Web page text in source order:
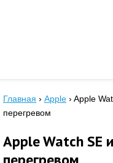
Главная › Apple › Apple
перегревом
Apple Watch